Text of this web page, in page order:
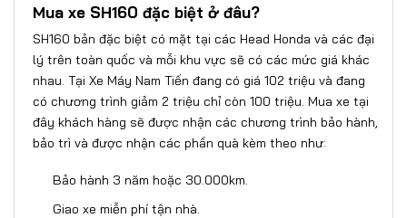
Mua xe SH160 đặc biệt ở đâu?
SH160 bản đặc biệt có mặt tại các Head Honda và các đại
lý trên toàn quốc và mỗi khu vực sẽ có các mức giá khác
nhau. Tại Xe Máy Nam Tiến đang có giá 102 triệu và đang
có chương trình giảm 2 triệu chỉ còn 100 triệu. Mua xe tại
đây khách hàng sẽ được nhận các chương trình bảo hành,
bảo trì và được nhận các phần quà kèm theo như:
Bảo hành 3 năm hoặc 30.000km.
Giao xe miễn phí tận nhà.